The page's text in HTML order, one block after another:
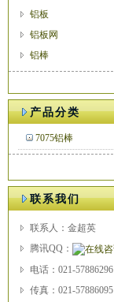
铝板
铝板网
铝棒
产品分类
7075铝棒
联系我们
联系人：金超英
腾讯QQ：
电话：021-57886296
传真：021-57886095